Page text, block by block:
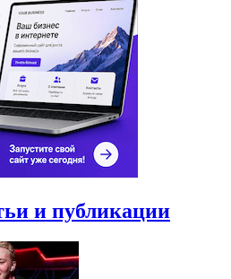
и публикации